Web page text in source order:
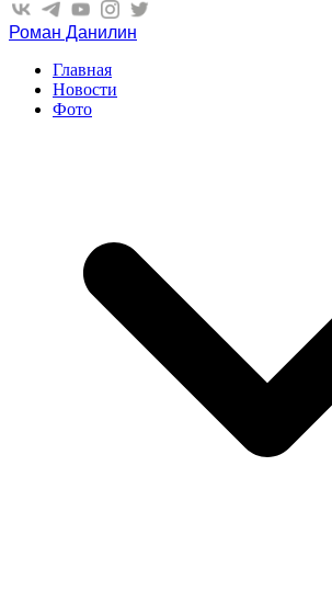
Роман Данилин
Главная
Новости
Фото